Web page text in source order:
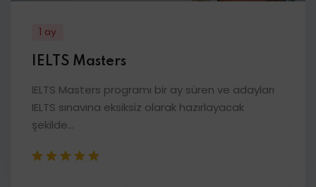
1 ay
IELTS Masters
IELTS Masters programı bir ay süren ve adayları
IELTS sınavına eksiksiz olarak hazırlayacak
şekilde...